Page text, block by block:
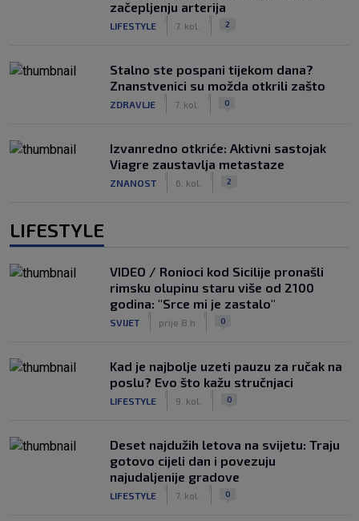
začepljenju arterija
LIFESTYLE 7. kol. 2
Stalno ste pospani tijekom dana?
Znanstvenici su možda otkrili zašto
ZDRAVLJE 7. kol. 0
Izvanredno otkriće: Aktivni sastojak
Viagre zaustavlja metastaze
ZNANOST 6. kol. 2
LIFESTYLE
VIDEO / Ronioci kod Sicilije pronašli
rimsku olupinu staru više od 2100
godina: "Srce mi je zastalo"
SVIJET prije 8 h 0
Kad je najbolje uzeti pauzu za ručak na
poslu? Evo što kažu stručnjaci
LIFESTYLE 9. kol. 0
Deset najdužih letova na svijetu: Traju
gotovo cijeli dan i povezuju
najudaljenije gradove
LIFESTYLE 7. kol. 0